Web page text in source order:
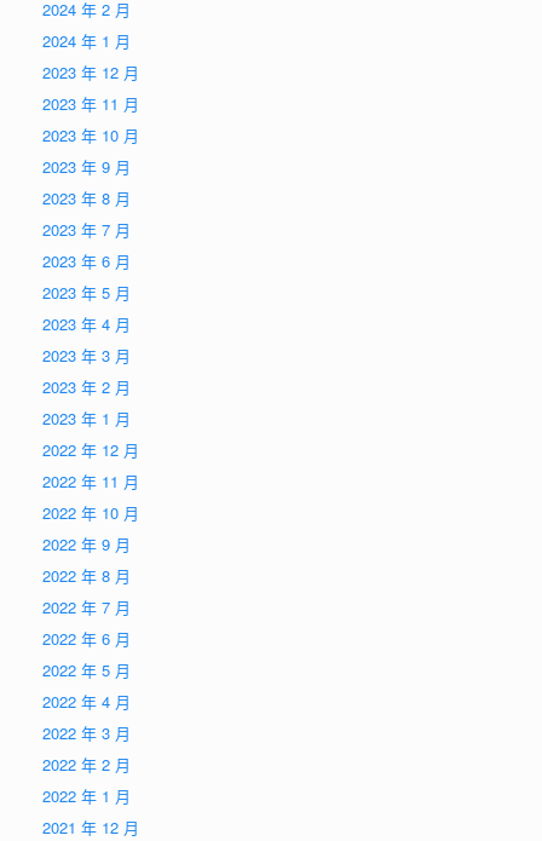
2024 年 2 月
2024 年 1 月
2023 年 12 月
2023 年 11 月
2023 年 10 月
2023 年 9 月
2023 年 8 月
2023 年 7 月
2023 年 6 月
2023 年 5 月
2023 年 4 月
2023 年 3 月
2023 年 2 月
2023 年 1 月
2022 年 12 月
2022 年 11 月
2022 年 10 月
2022 年 9 月
2022 年 8 月
2022 年 7 月
2022 年 6 月
2022 年 5 月
2022 年 4 月
2022 年 3 月
2022 年 2 月
2022 年 1 月
2021 年 12 月